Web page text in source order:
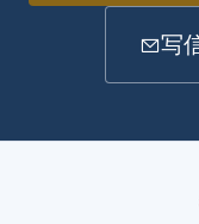
写